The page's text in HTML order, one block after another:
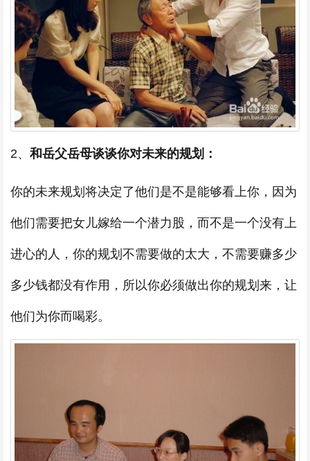
2、 和岳父岳母谈谈你对未来的规划：
你的未来规划将决定了他们是不是能够看上你，因为
他们需要把女儿嫁给一个潜力股，而不是一个没有上
进心的人，你的规划不需要做的太大，不需要赚多少
多少钱都没有作用，所以你必须做出你的规划来，让
他们为你而喝彩。